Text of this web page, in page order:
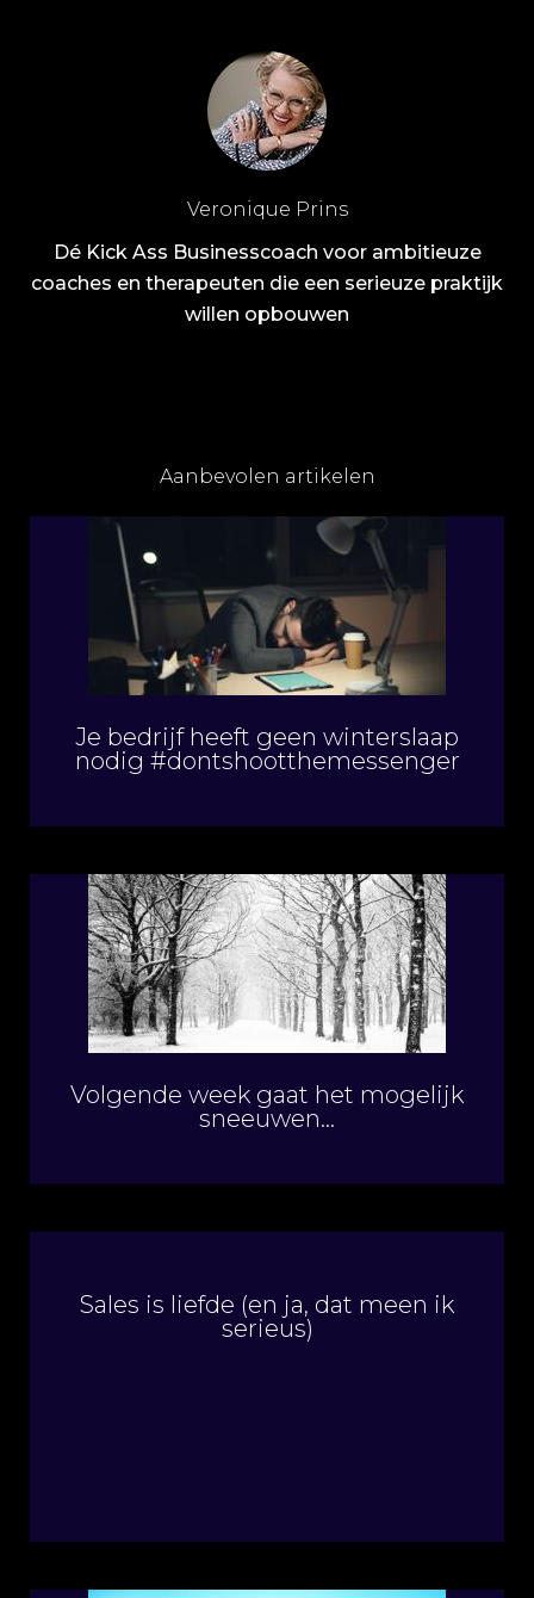
Veronique Prins
Dé Kick Ass Businesscoach voor ambitieuze
coaches en therapeuten die een serieuze praktijk
willen opbouwen
Aanbevolen artikelen
Je bedrijf heeft geen winterslaap
nodig #dontshootthemessenger
Volgende week gaat het mogelijk
sneeuwen…
Sales is liefde (en ja, dat meen ik
serieus)